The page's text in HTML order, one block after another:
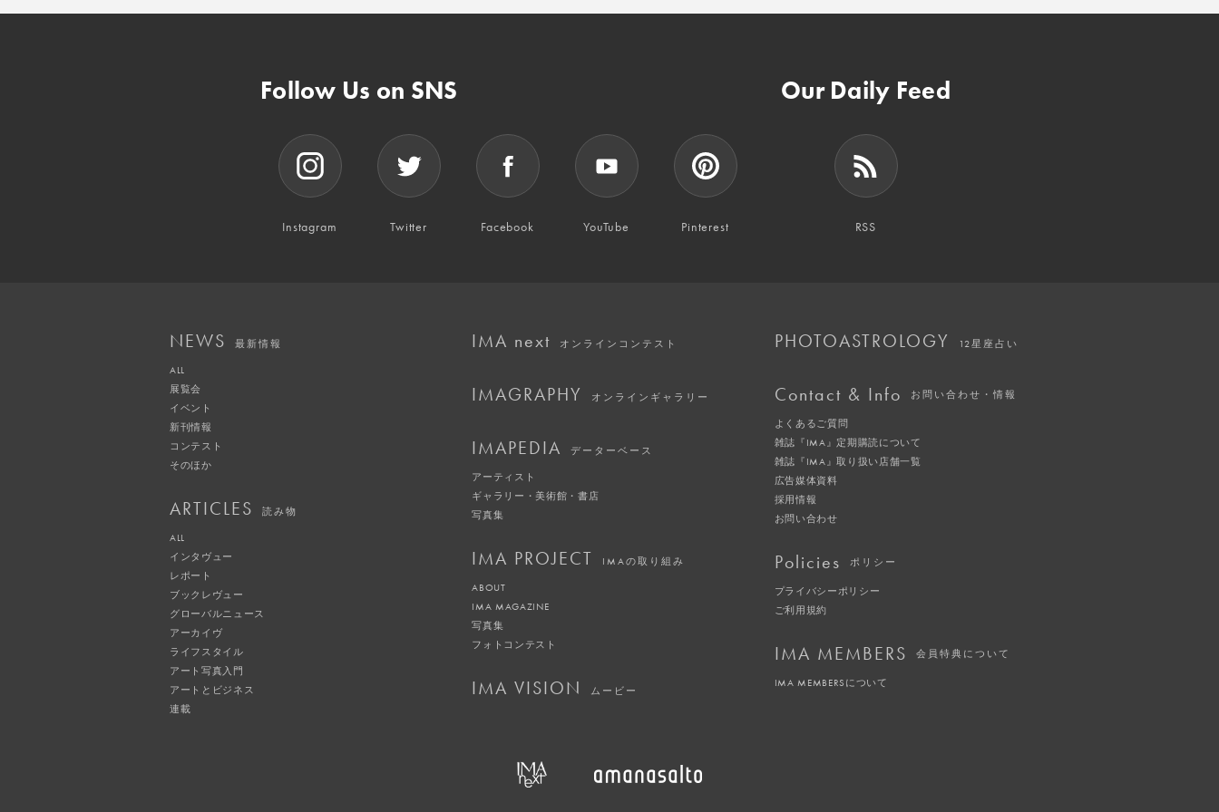
Follow Us on SNS
Instagram Twitter Facebook YouTube Pinterest
Our Daily Feed
RSS
NEWS 最新情報
ALL
展覧会
イベント
新刊情報
コンテスト
そのほか
ARTICLES 読み物
ALL
インタヴュー
レポート
ブックレヴュー
グローバルニュース
アーカイヴ
ライフスタイル
アート写真入門
アートとビジネス
連載
IMA next オンラインコンテスト
IMAGRAPHY オンラインギャラリー
IMAPEDIA データーベース
アーティスト
ギャラリー・美術館・書店
写真集
IMA PROJECT IMAの取り組み
ABOUT
IMA MAGAZINE
写真集
フォトコンテスト
IMA VISION ムービー
PHOTOASTROLOGY 12星座占い
Contact & Info お問い合わせ・情報
よくあるご質問
雑誌『IMA』定期購読について
雑誌『IMA』取り扱い店舗一覧
広告媒体資料
採用情報
お問い合わせ
Policies ポリシー
プライバシーポリシー
ご利用規約
IMA MEMBERS 会員特典について
IMA MEMBERSについて